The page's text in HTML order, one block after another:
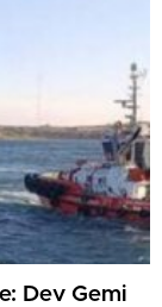
Dev Gemi